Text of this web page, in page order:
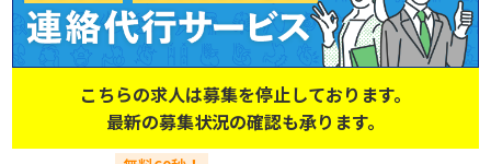
こちらの求人は募集を停止しております。
最新の募集状況の確認も承ります。